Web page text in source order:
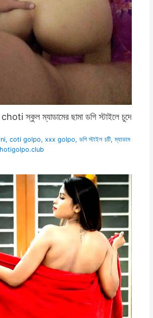
স্কুল ম্যাডামের ছামা ডগি স্টাইলে চুদে
, coti golpo, xxx golpo, ডগি স্টাইল চটি,ম্যাডাম